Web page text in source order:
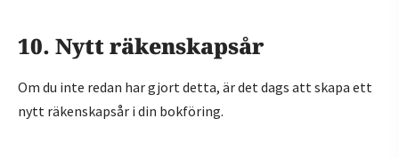
10. Nytt räkenskapsår
Om du inte redan har gjort detta, är det dags att skapa ett
nytt räkenskapsår i din bokföring.